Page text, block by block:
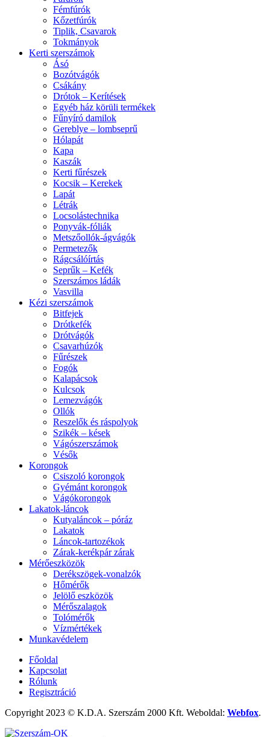
Fémfúrók
Kőzetfúrók
Tiplik, Csavarok
Tokmányok
Kerti szerszámok
Ásó
Bozótvágók
Csákány
Drótok – Kerítések
Egyéb ház körüli termékek
Fűnyíró damilok
Gereblye – lombseprű
Hólapát
Kapa
Kaszák
Kerti fűrészek
Kocsik – Kerekek
Lapát
Létrák
Locsolástechnika
Ponyvák-fóliák
Metszőollók-ágvágók
Permetezők
Rágcsálóírtás
Seprűk – Kefék
Szerszámos ládák
Vasvilla
Kézi szerszámok
Bitfejek
Drótkefék
Drótvágók
Csavarhúzók
Fűrészek
Fogók
Kalapácsok
Kulcsok
Lemezvágók
Ollók
Reszelők és ráspolyok
Szikék – kések
Vágószerszámok
Vésők
Korongok
Csiszoló korongok
Gyémánt korongok
Vágókorongok
Lakatok-láncok
Kutyaláncok – póráz
Lakatok
Láncok-tartozékok
Zárak-kerékpár zárak
Mérőeszközök
Derékszögek-vonalzók
Hőmérők
Jelölő eszközök
Mérőszalagok
Tolómérők
Vízmértékek
Munkavédelem
Főoldal
Kapcsolat
Rólunk
Regisztráció
Copyright 2023 © K.D.A. Szerszám 2000 Kft. Weboldal: Webfox.